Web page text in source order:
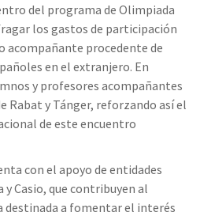
del programa de Olimpiada
los gastos de participación
acompañante procedente de
en el extranjero. En
y profesores acompañantes
Rabat y Tánger, reforzando así el
de este encuentro
con el apoyo de entidades
Casio, que contribuyen al
destinada a fomentar el interés